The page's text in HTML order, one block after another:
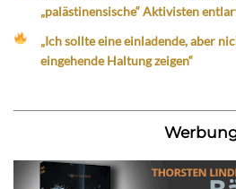
„palästinensische“ Aktivisten
„Ich sollte eine einladende, aber
eingehende Haltung zeigen“